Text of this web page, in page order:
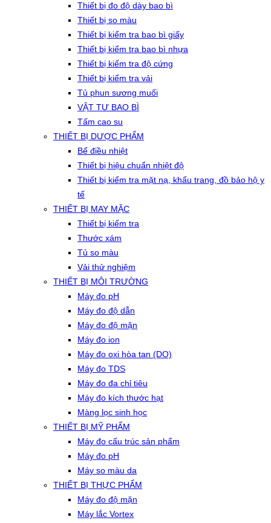
Thiết bị đo độ dày bao bì
Thiết bị so màu
Thiết bị kiểm tra bao bì giấy
Thiết bị kiểm tra bao bì nhựa
Thiết bị kiểm tra độ cứng
Thiết bị kiểm tra vải
Tủ phun sương muối
VẬT TƯ BAO BÌ
Tấm cao su
THIẾT BỊ DƯỢC PHẨM
Bể điều nhiệt
Thiết bị hiệu chuẩn nhiệt độ
Thiết bị kiểm tra mặt nạ, khẩu trang, đồ bảo hộ y
tế
THIẾT BỊ MAY MẶC
Thiết bị kiểm tra
Thước xám
Tủ so màu
Vải thử nghiệm
THIẾT BỊ MÔI TRƯỜNG
Máy đo pH
Máy đo độ dẫn
Máy đo độ mặn
Máy đo ion
Máy đo oxi hòa tan (DO)
Máy đo TDS
Máy đo đa chỉ tiêu
Máy đo kích thước hạt
Màng lọc sinh học
THIẾT BỊ MỸ PHẨM
Máy đo cấu trúc sản phẩm
Máy đo pH
Máy so màu da
THIẾT BỊ THỰC PHẨM
Máy đo độ mặn
Máy lắc Vortex